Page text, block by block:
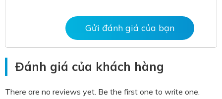
Gửi đánh giá của bạn
Đánh giá của khách hàng
There are no reviews yet. Be the first one to write one.